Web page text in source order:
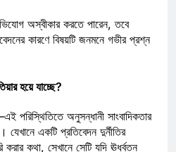
অস্বীকার করতে পারেন, তবে
কারণে বিষয়টি জনমনে গভীর প্রশ্ন
হয়ে যাচ্ছে?
অনুসন্ধানী সাংবাদিকতার
যেখানে একটি প্রতিবেদন দুর্নীতির
কথা, সেখানে সেটি যদি ঊর্ধ্বতন